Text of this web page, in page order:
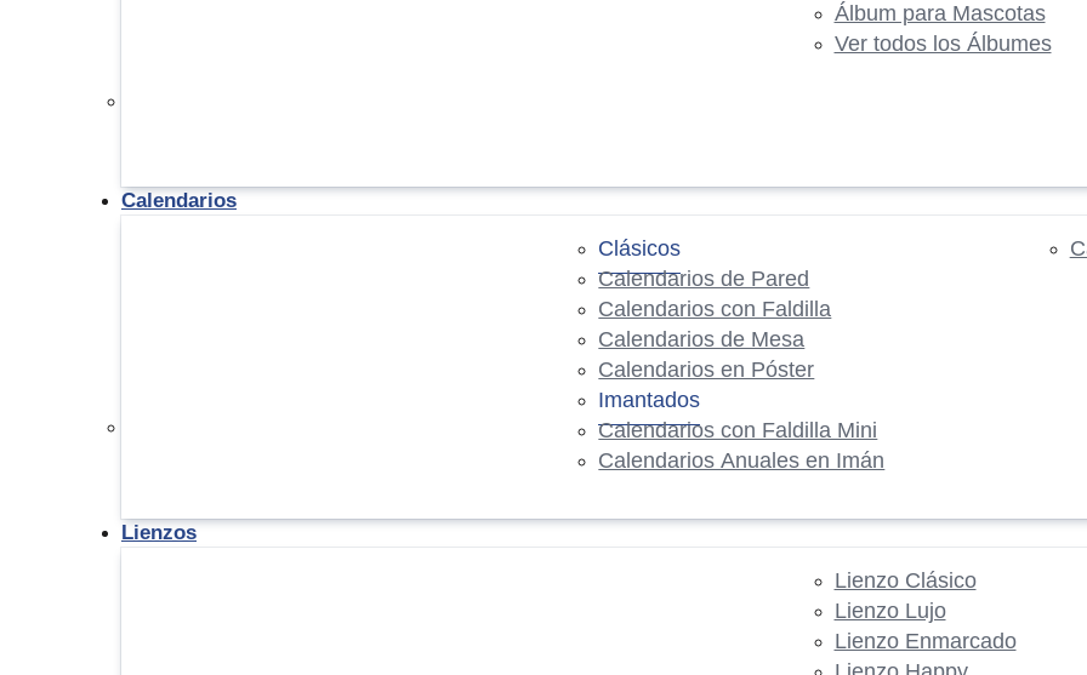
Álbum para Mascotas
Ver todos los Álbumes
Calendarios
Clásicos
Calendarios de Pared
Calendarios con Faldilla
Calendarios de Mesa
Calendarios en Póster
Imantados
Calendarios con Faldilla Mini
Calendarios Anuales en Imán
Lienzos
Lienzo Clásico
Lienzo Lujo
Lienzo Enmarcado